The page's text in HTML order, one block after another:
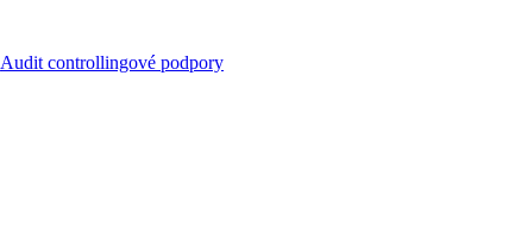
Audit controllingové podpory